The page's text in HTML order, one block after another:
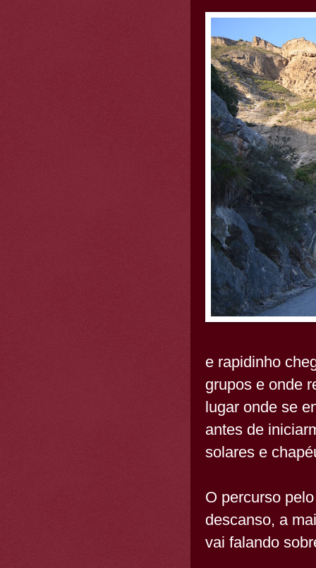
e rapidinho
grupos e onde
lugar onde se
antes de
solares e
O percurso
descanso, a
vai falando